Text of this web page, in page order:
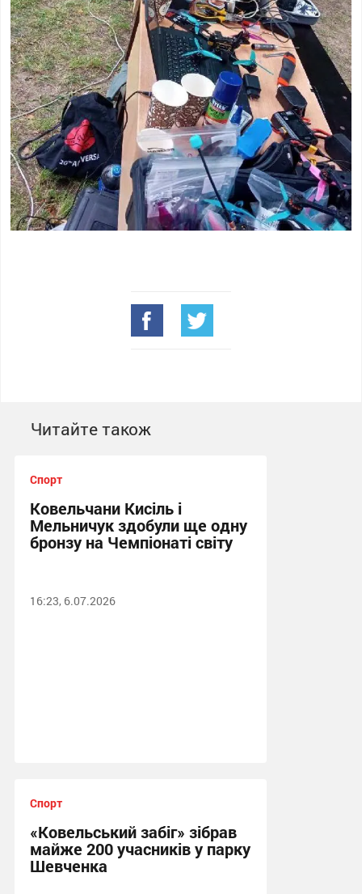
Читайте також
Спорт
Ковельчани Кисіль і
Мельничук здобули ще одну
бронзу на Чемпіонаті світу
16:23, 6.07.2026
Спорт
«Ковельський забіг» зібрав
майже 200 учасників у парку
Шевченка